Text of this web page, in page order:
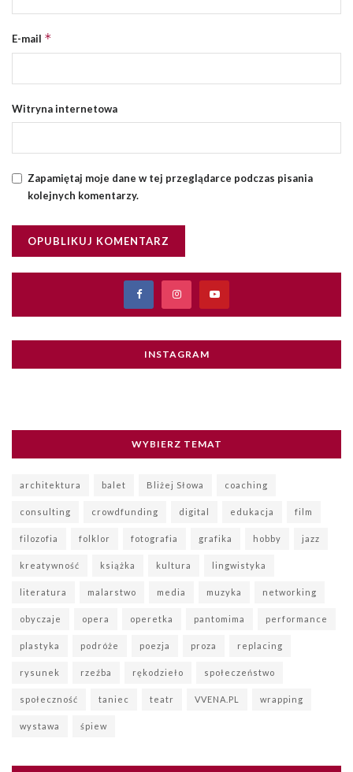
E-mail *
Witryna internetowa
Zapamiętaj moje dane w tej przeglądarce podczas pisania
kolejnych komentarzy.
INSTAGRAM
WYBIERZ TEMAT
architektura balet Bliżej Słowa coaching
consulting crowdfunding digital edukacja film
filozofia folklor fotografia grafika hobby jazz
kreatywność książka kultura lingwistyka
literatura malarstwo media muzyka networking
obyczaje opera operetka pantomima performance
plastyka podróże poezja proza replacing
rysunek rzeźba rękodzieło społeczeństwo
społeczność taniec teatr VVENA.PL wrapping
wystawa śpiew